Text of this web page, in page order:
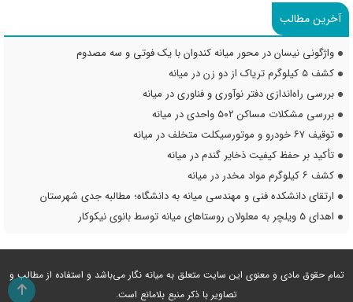
آخرین مطالب
واژگونی نیسان در محور میانه کندوان با یک فوتی و سه مصدوم
کشف ۵ کیلوگرم تریاک از دو زن در میانه
بررسی راه‌اندازی دفتر نوآوری و فناوری در میانه
بررسی مشکلات مساکن ۵۰۲ واحدی در میانه
توقیف ۶۷ خودرو و موتورسیکلت متخلف در میانه
تأکید بر حفظ کیفیت ذخایر گندم در میانه
کشف ۶ کیلوگرم مواد مخدر در میانه
ارتقای دانشکده فنی و مهندسی میانه به دانشگاه؛ مطالبه جدی شهرستان
اهدای ۵ ویلچر به معلولان روستاهای میانه توسط بانوی نیکوکار
تمام حقوق مادی و معنوی این سایت متعلق به میانه نگار می‌باشد و استفاده از مطالب و
تصاویر با ذکر منبع بلامانع است.